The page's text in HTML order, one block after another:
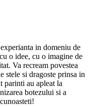
in domeniu de
o idee, cu o imagine de
Va recream povestea
stele si dragoste prinsa in
parinti au apleat la
botezului si a